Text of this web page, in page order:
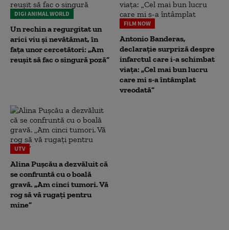
DIGI ANIMAL WORLD
Un rechin a regurgitat un
arici viu și nevătămat, în
fața unor cercetători: „Am
reușit să fac o singură poză”
FILM NOW
Antonio Banderas,
declarație surpriză despre
infarctul care i-a schimbat
viața: „Cel mai bun lucru
care mi s-a întâmplat
vreodată”
UTV
Alina Pușcău a dezvăluit că
se confruntă cu o boală
gravă. „Am cinci tumori. Vă
rog să vă rugați pentru
mine”